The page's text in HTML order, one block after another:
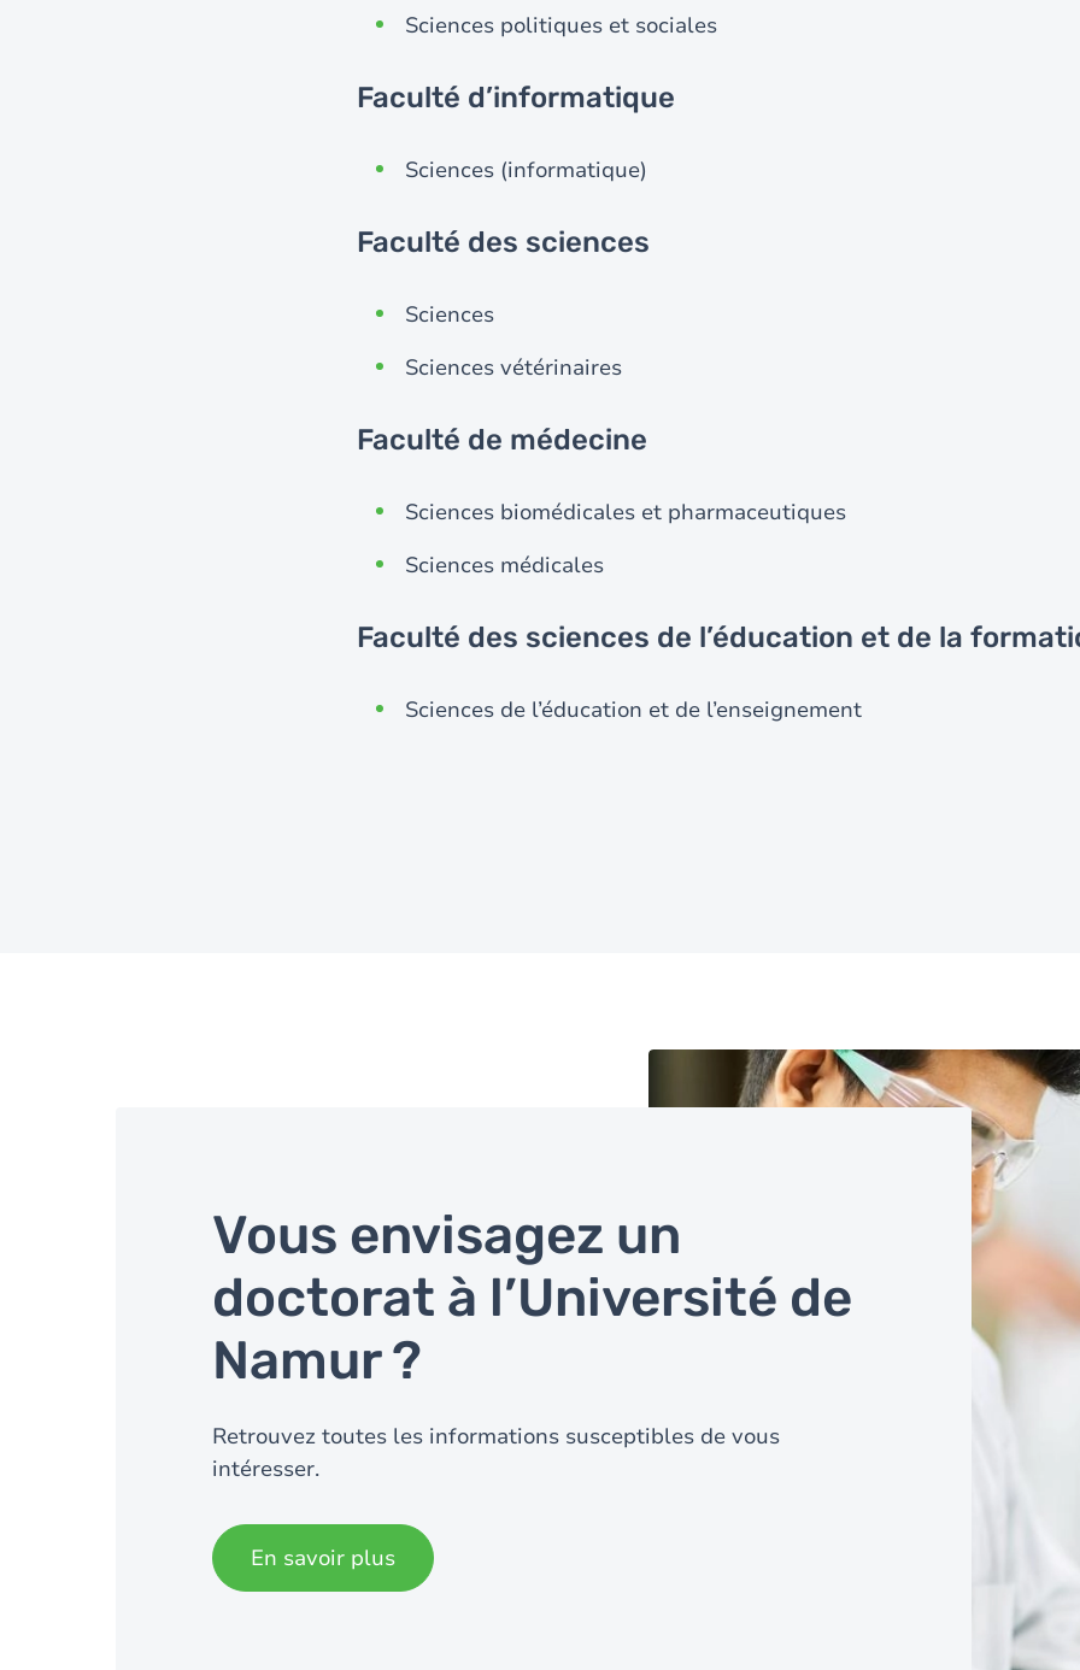
Sciences politiques et sociales
Faculté d’informatique
Sciences (informatique)
Faculté des sciences
Sciences
Sciences vétérinaires
Faculté de médecine
Sciences biomédicales et pharmaceutiques
Sciences médicales
Faculté des sciences de l’éducation et de la
Sciences de l’éducation et de l’enseignement
Vous envisagez un
doctorat à l’Université de
Namur ?
Retrouvez toutes les informations susceptibles de vous
intéresser.
En savoir plus